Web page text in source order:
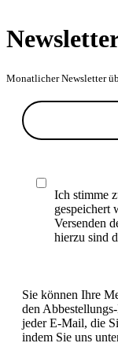
Monatlicher Newsletter
Ich stimme
gespeichert
Versenden
hierzu sind
Sie können Ihre
den
jeder E-Mail, die
indem Sie uns